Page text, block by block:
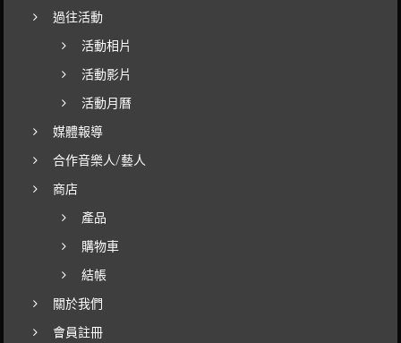
過往活動
活動相片
活動影片
活動月曆
媒體報導
合作音樂人/藝人
商店
產品
購物車
結帳
關於我們
會員註冊